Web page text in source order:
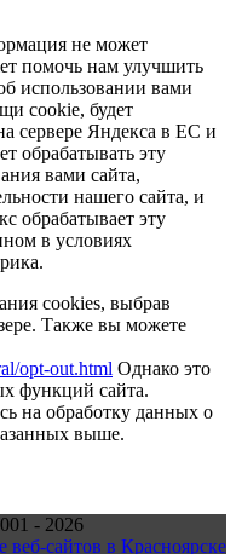
не может
помочь нам улучшить
использовании вами
cookie, будет
сервере Яндекса в ЕС и
обрабатывать эту
вами сайта,
нашего сайта, и
обрабатывает эту
в условиях
cookies, выбрав
Также вы можете
opt-out.html Однако это
функций сайта.
на обработку данных о
выше.
- 2026